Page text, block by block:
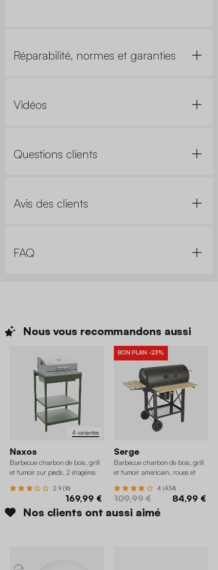
Réparabilité, normes et garanties
Vidéos
Questions clients
Avis des clients
FAQ
Nous vous recommandons aussi
4 variantes
Naxos
Barbecue charbon de bois, grill
et fumoir sur pieds, 2 étagères
2.9 (16)
169,99 €
BON PLAN -23%
Serge
Barbecue charbon de bois, grill
et fumoir américain, roues et
4 (434)
109,99 € 84,99 €
Nos clients ont aussi aimé